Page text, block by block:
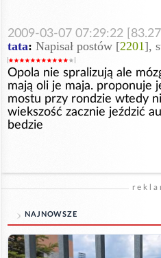
2009-03-07 07:29:22
tata: Napisał postów [2201],
Opola nie spralizują ale
mają oli je maja. proponuje
mostu przy rondzie wtedy
wiekszość zacznie jeździć
bedzie
NAJNOWSZE